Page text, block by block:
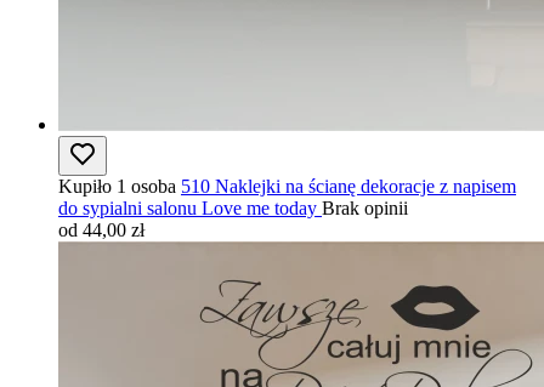
Kupiło 1 osoba 510 Naklejki na ścianę dekoracje z napisem
do sypialni salonu Love me today Brak opinii
od 44,00 zł